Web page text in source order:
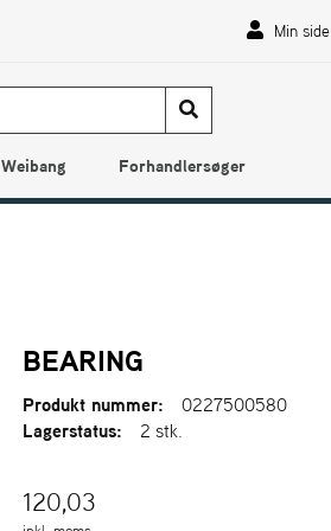
Min side
Weibang Forhandlersøger
BEARING
Produkt nummer:
0227500580
Lagerstatus:
2 stk.
120,03